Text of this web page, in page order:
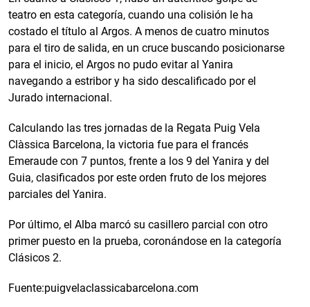
teatro en esta categoría, cuando una colisión le ha
costado el título al Argos. A menos de cuatro minutos
para el tiro de salida, en un cruce buscando posicionarse
para el inicio, el Argos no pudo evitar al Yanira
navegando a estribor y ha sido descalificado por el
Jurado internacional.
Calculando las tres jornadas de la Regata Puig Vela
Clàssica Barcelona, la victoria fue para el francés
Emeraude con 7 puntos, frente a los 9 del Yanira y del
Guia, clasificados por este orden fruto de los mejores
parciales del Yanira.
Por último, el Alba marcó su casillero parcial con otro
primer puesto en la prueba, coronándose en la categoría
Clásicos 2.
Fuente:puigvelaclassicabarcelona.com